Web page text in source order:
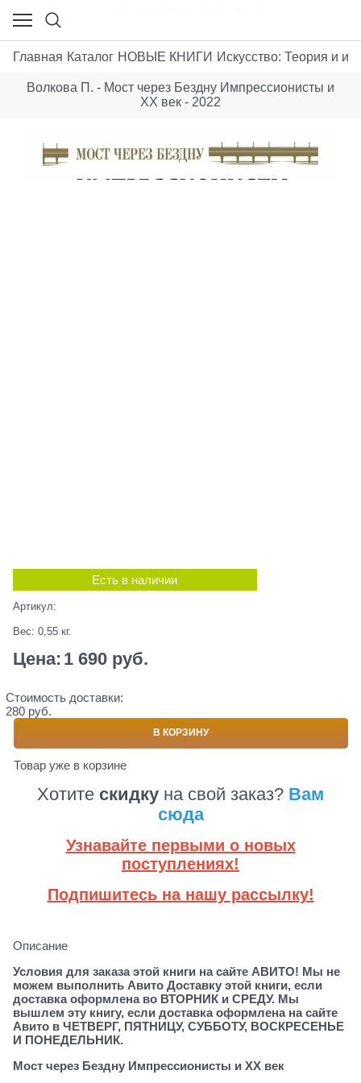
Главная Каталог НОВЫЕ КНИГИ Искусствo: Теория и
Волкова П. - Мост через Бездну Импрессионисты и
ХХ век - 2022
Есть в наличии
Артикул:
Вес: 0,55 кг.
Цена: 1 690 руб.
Стоимость доставки:
280 руб.
В КОРЗИНУ
Товар уже в корзине
Хотите скидку на свой заказ? Вам
сюда
Узнавайте первыми о новых
поступлениях!
Подпишитесь на нашу рассылку!
Описание
Условия для заказа этой книги на сайте АВИТО! Мы не
можем выполнить Авито Доставку этой книги, если
доставка оформлена во ВТОРНИК и СРЕДУ. Мы
вышлем эту книгу, если доставка оформлена на сайте
Авито в ЧЕТВЕРГ, ПЯТНИЦУ, СУББОТУ, ВОСКРЕСЕНЬЕ
И ПОНЕДЕЛЬНИК.
Мост через Бездну Импрессионисты и ХХ век